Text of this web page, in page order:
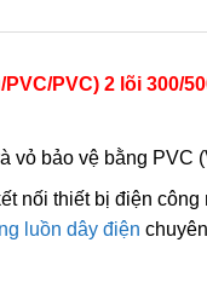
PVC) 2 lõi 300/
vỏ bảo vệ bằng PVC
nối thiết bị điện
luồn dây điện